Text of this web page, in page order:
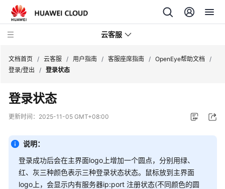
云客服
产
品
介
快
速
入
门
文档首页 / 云客服 / 用户指南 / 客服座席指南 / OpenEye帮助文档
/
登录/登出
/ 登录状态
登录状态
更新时间： 2025-11-05 GMT+08:00
说明：
登录成功后会在主界面logo上增加一个圆点，分别用绿、
红、灰三种颜色表示三种登录状态状态。鼠标放到主界面
logo上，会显示内有服务器ip:port 注册状态(不同颜色的圆